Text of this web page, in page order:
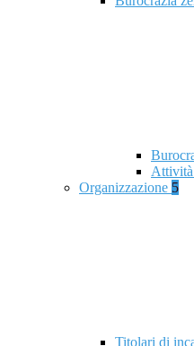
Attività
Organizzazione 5
Titolari di